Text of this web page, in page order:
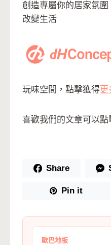
創造專屬你的居家氛
改變生活
玩味空間，點擊獲得更
喜歡我們的文章可以點
Share
Pin it
歐巴地板